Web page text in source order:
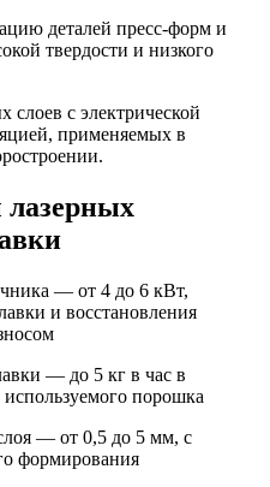
деталей пресс-форм и
твердости и низкого
слоев с электрической
применяемых в
лазерных
— от 4 до 6 кВт,
и восстановления
— до 5 кг в час в
порошка
— от 0,5 до 5 мм, с
формирования